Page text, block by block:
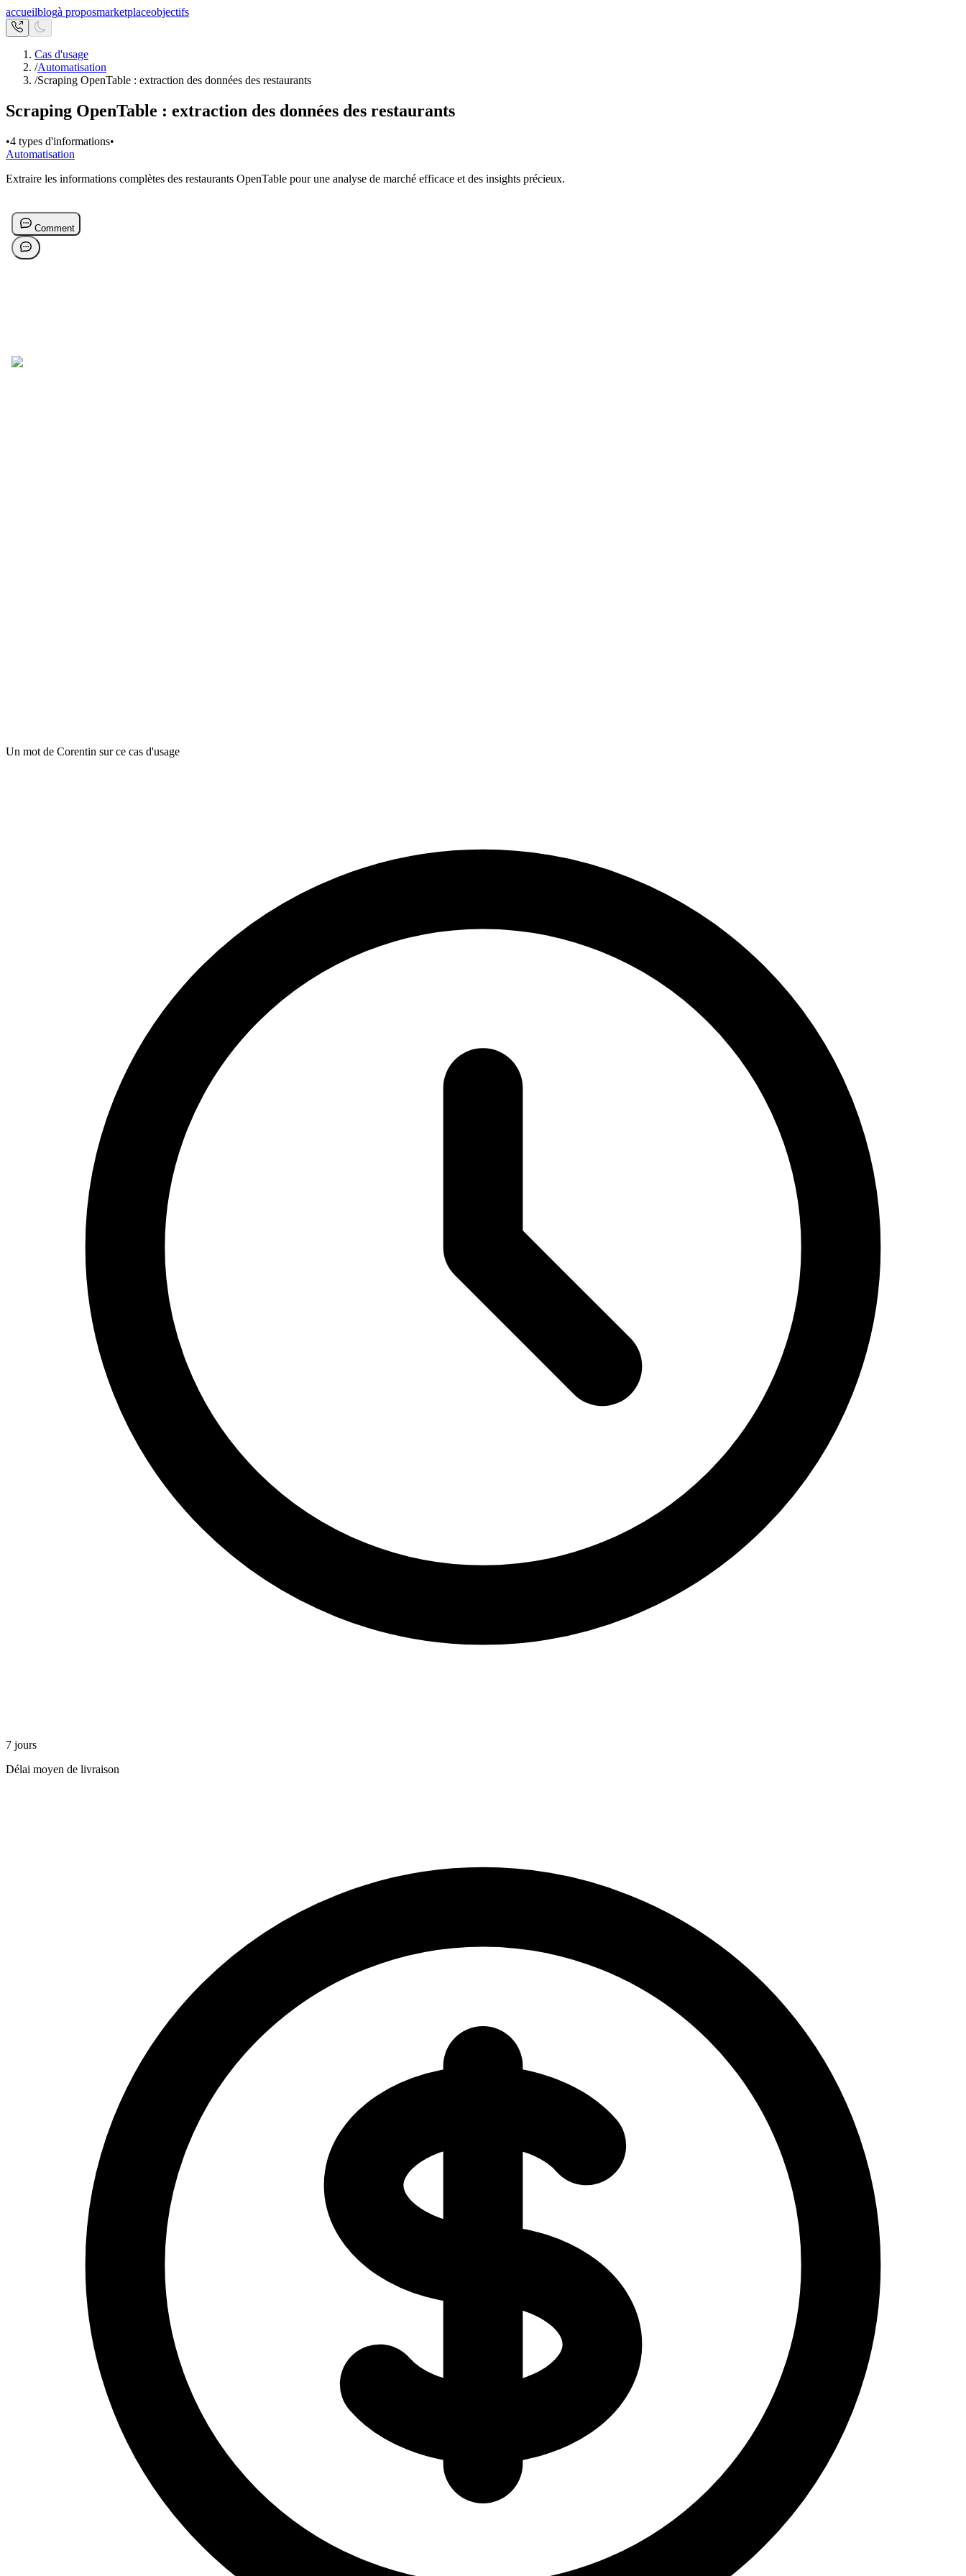
accueilblogà proposmarketplaceobjectifs
Cas d'usage
/Automatisation
/Scraping OpenTable : extraction des données des restaurants
Scraping OpenTable : extraction des données des restaurants
•4 types d'informations•
Automatisation
Extraire les informations complètes des restaurants OpenTable pour une analyse de marché efficace et des insights précieux.
Un mot de Corentin sur ce cas d'usage
7 jours
Délai moyen de livraison